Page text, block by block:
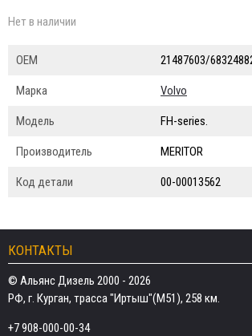
Нет в наличии
ОЕМ 21487603/
Марка Volvo
Модель FH-series.
Производитель MERITOR
Код детали 00-00013562
КОНТАКТЫ
© Альянс Дизель 2000 - 2026
РФ, г. Курган, трасса "Иртыш"(М51), 258 км.
+7 908-000-00-34